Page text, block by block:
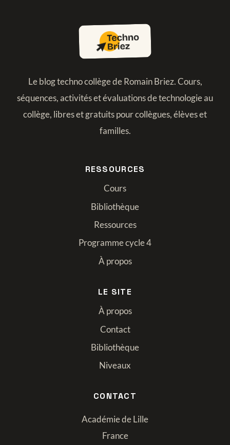
Le blog techno collège de Romain Briez. Cours,
séquences, activités et évaluations de technologie au
collège, libres et gratuits pour collègues, élèves et
familles.
RESSOURCES
Cours
Bibliothèque
Ressources
Programme cycle 4
À propos
LE SITE
À propos
Contact
Bibliothèque
Niveaux
CONTACT
Académie de Lille
France